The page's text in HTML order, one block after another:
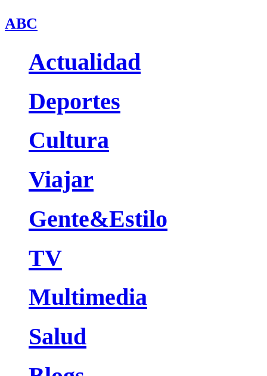
ABC
Actualidad
Deportes
Cultura
Viajar
Gente&Estilo
TV
Multimedia
Salud